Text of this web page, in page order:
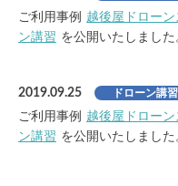
ご利用事例
越後屋ドロー
ン講習 を公開いたしました
2019.09.25 ドローン講習
ご利用事例
越後屋ドロー
ン講習 を公開いたしました